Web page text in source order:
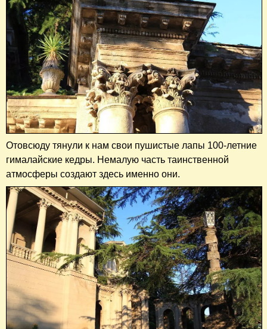
Отовсюду тянули к нам свои пушистые лапы 100-летние
гималайские кедры. Немалую часть таинственной
атмосферы создают здесь именно они.